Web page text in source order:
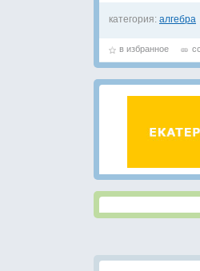
категория: алгебра
в избранное